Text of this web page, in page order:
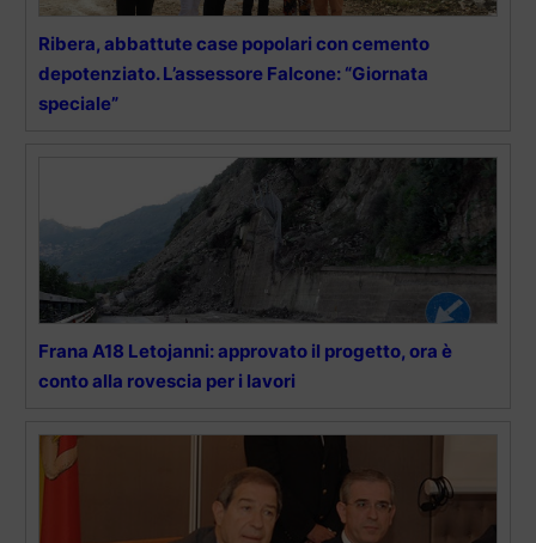
Ribera, abbattute case popolari con cemento
depotenziato. L’assessore Falcone: “Giornata
speciale”
Frana A18 Letojanni: approvato il progetto, ora è
conto alla rovescia per i lavori